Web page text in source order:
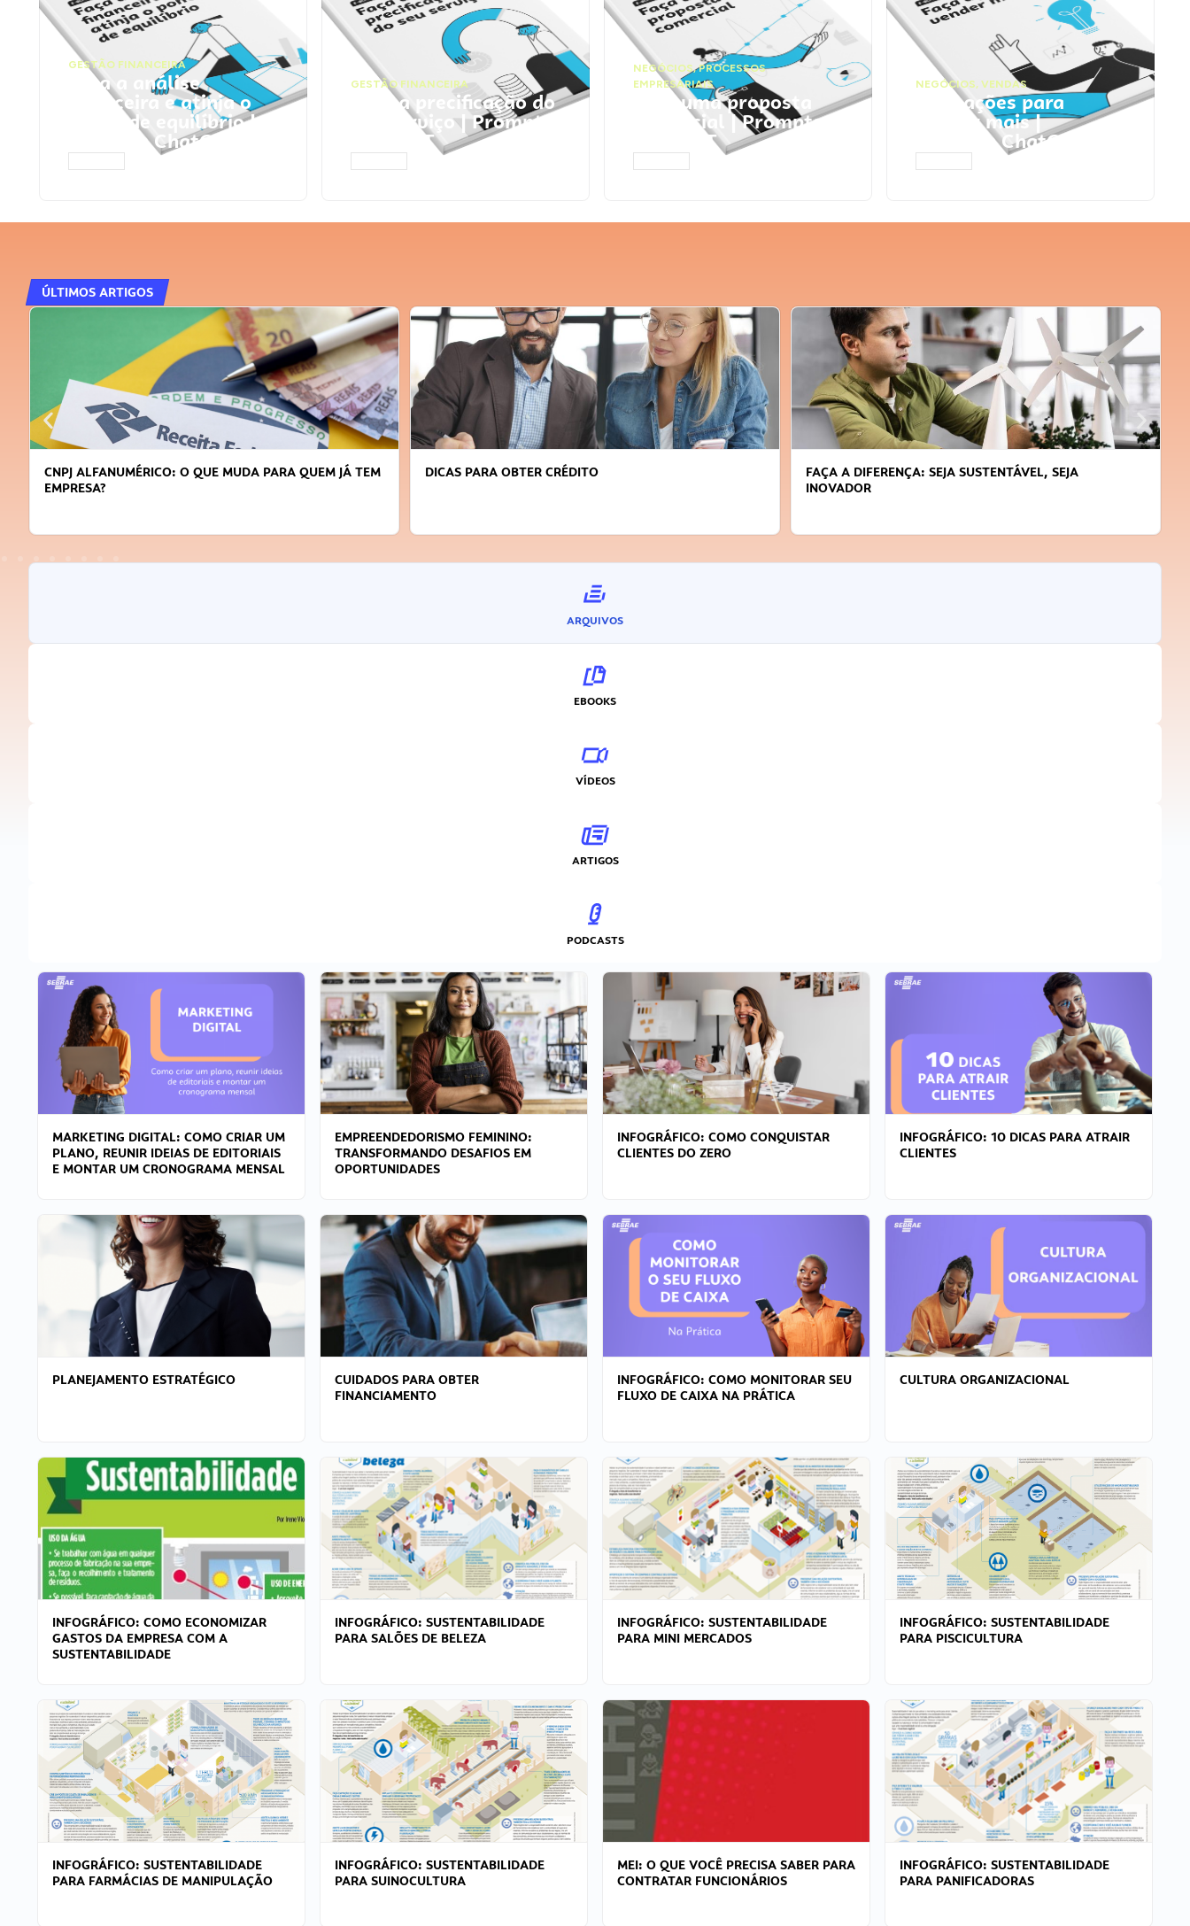
GESTÃO FINANCEIRA
Faça a análise
financeira e atinja o
ponto de equilíbrio |
Prompts ChatGPT
GESTÃO FINANCEIRA
Faça a precificação do
seu serviço | Prompts
ChatGPT
NEGÓCIOS,PROCESSOS
EMPRESARIAIS
Faça uma proposta
comercial | Prompts
ChatGPT
NEGÓCIOS, VENDAS
Faça ações para
vender mais |
Prompts ChatGPT
ÚLTIMOS ARTIGOS
CNPJ ALFANUMÉRICO: O QUE MUDA PARA QUEM JÁ TEM
EMPRESA?
DICAS PARA OBTER CRÉDITO
FAÇA A DIFERENÇA: SEJA SUSTENTÁVEL, SEJA
INOVADOR
ARQUIVOS
EBOOKS
VÍDEOS
ARTIGOS
PODCASTS
MARKETING DIGITAL: COMO CRIAR UM
PLANO, REUNIR IDEIAS DE EDITORIAIS
E MONTAR UM CRONOGRAMA MENSAL
EMPREENDEDORISMO FEMININO:
TRANSFORMANDO DESAFIOS EM
OPORTUNIDADES
INFOGRÁFICO: COMO CONQUISTAR
CLIENTES DO ZERO
INFOGRÁFICO: 10 DICAS PARA ATRAIR
CLIENTES
PLANEJAMENTO ESTRATÉGICO
CUIDADOS PARA OBTER
FINANCIAMENTO
INFOGRÁFICO: COMO MONITORAR SEU
FLUXO DE CAIXA NA PRÁTICA
CULTURA ORGANIZACIONAL
INFOGRÁFICO: COMO ECONOMIZAR
GASTOS DA EMPRESA COM A
SUSTENTABILIDADE
INFOGRÁFICO: SUSTENTABILIDADE
PARA SALÕES DE BELEZA
INFOGRÁFICO: SUSTENTABILIDADE
PARA MINI MERCADOS
INFOGRÁFICO: SUSTENTABILIDADE
PARA PISCICULTURA
INFOGRÁFICO: SUSTENTABILIDADE
PARA FARMÁCIAS DE MANIPULAÇÃO
INFOGRÁFICO: SUSTENTABILIDADE
PARA SUINOCULTURA
MEI: O QUE VOCÊ PRECISA SABER PARA
CONTRATAR FUNCIONÁRIOS
INFOGRÁFICO: SUSTENTABILIDADE
PARA PANIFICADORAS